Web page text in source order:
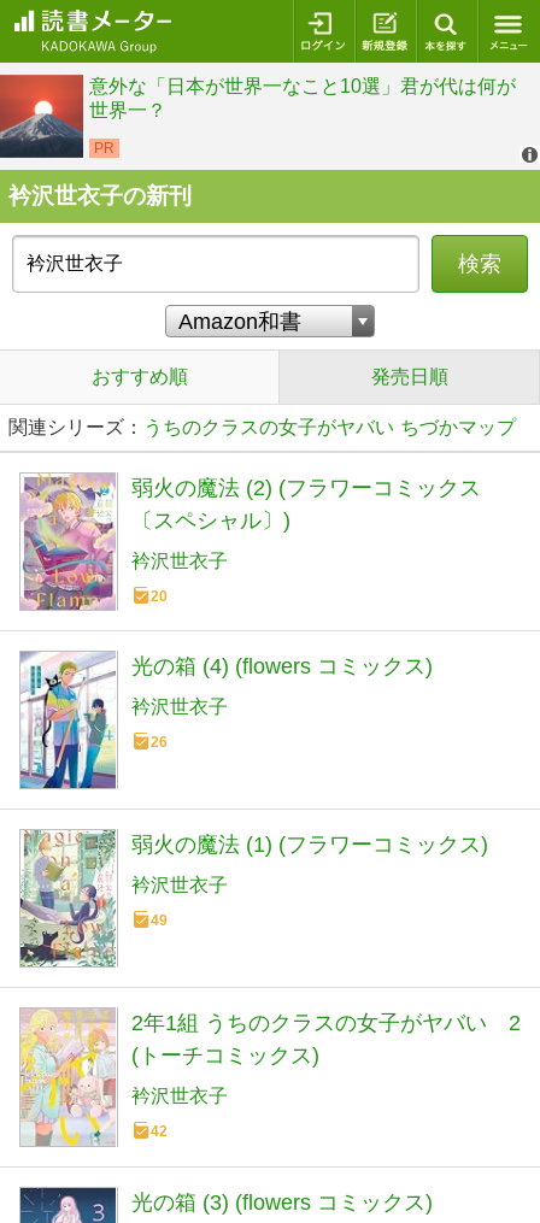
ログイン 新規登録
衿沢世衣子の新刊
検索
おすすめ順 発売日順
関連シリーズ： うちのクラスの女子がヤバい ちづかマップ
弱火の魔法 (2) (フラワーコミックス
〔スペシャル〕)
衿沢世衣子
20
光の箱 (4) (flowers コミックス)
衿沢世衣子
26
弱火の魔法 (1) (フラワーコミックス)
衿沢世衣子
49
2年1組 うちのクラスの女子がヤバい 2
(トーチコミックス)
衿沢世衣子
42
光の箱 (3) (flowers コミックス)